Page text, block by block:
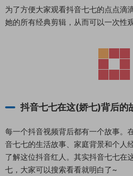
为了方便大家观看抖音七七的点点滴
她的所有经典剪辑，从而可以一次性
抖音七七在这(娇七)背后的
每一个抖音视频背后都有一个故事。
音七七的生活故事、家庭背景和个人
了解这位抖音红人。其实抖音七七在
七，大家可以搜索看看就明白了~